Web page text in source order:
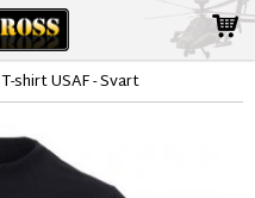
T-shirt USAF - Svart